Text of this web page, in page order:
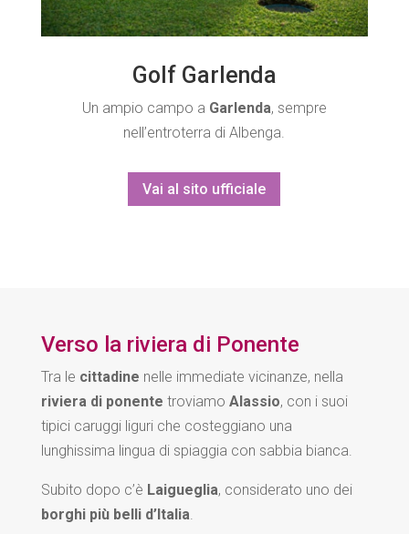
Golf Garlenda
Un ampio campo a Garlenda, sempre
nell’entroterra di Albenga.
Vai al sito ufficiale
Verso la riviera di Ponente
Tra le cittadine nelle immediate vicinanze, nella
riviera di ponente troviamo Alassio, con i suoi
tipici caruggi liguri che costeggiano una
lunghissima lingua di spiaggia con sabbia bianca.
Subito dopo c’è Laigueglia, considerato uno dei
borghi più belli d’Italia